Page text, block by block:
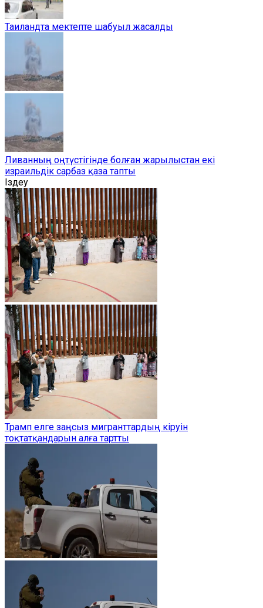
Таиландта мектепте шабуыл жасалды
Ливанның оңтүстігінде болған жарылыстан екі
израильдік сарбаз қаза тапты
Іздеу
Трамп елге заңсыз мигранттардың кіруін
тоқтатқандарын алға тартты